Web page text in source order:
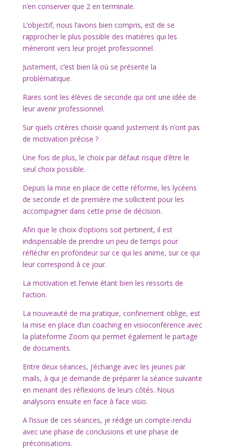
n’en conserver que 2 en terminale.
L’objectif, nous l’avons bien compris, est de se
rapprocher le plus possible des matières qui les
mèneront vers leur projet professionnel.
Justement, c’est bien là où se présente la
problématique.
Rares sont les élèves de seconde qui ont une idée de
leur avenir professionnel.
Sur quels critères choisir quand justement ils n’ont pas
de motivation précise ?
Une fois de plus, le choix par défaut risque d’être le
seul choix possible.
Depuis la mise en place de cette réforme, les lycéens
de seconde et de première me sollicitent pour les
accompagner dans cette prise de décision.
Afin que le choix d’options soit pertinent, il est
indispensable de prendre un peu de temps pour
réfléchir en profondeur sur ce qui les anime, sur ce qui
leur correspond à ce jour.
La motivation et l’envie étant bien les ressorts de
l’action.
La nouveauté de ma pratique, confinement oblige, est
la mise en place d’un coaching en visioconférence avec
la plateforme Zoom qui permet également le partage
de documents.
Entre deux séances, j’échange avec les jeunes par
mails, à qui je demande de préparer la séance suivante
en menant des réflexions de leurs côtés. Nous
analysons ensuite en face à face visio.
A l’issue de ces séances, je rédige un compte-rendu
avec une phase de conclusions et une phase de
préconisations.